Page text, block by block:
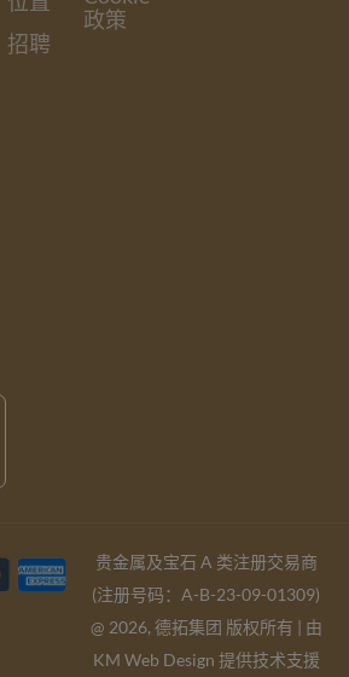
招聘
政策
贵金属及宝石 A 类注册交易商
(注册号码：A-B-23-09-01309)
@ 2026, 德拓集团 版权所有 | 由
KM Web Design 提供技术支援